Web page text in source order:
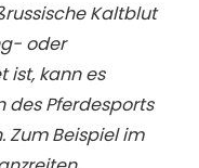
Kaltblut
oder
ist, kann es
des Pferdesports
Zum Beispiel im